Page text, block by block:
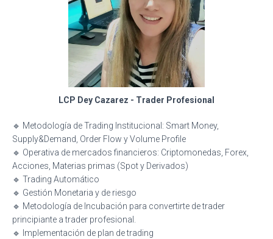
LCP Dey Cazarez - Trader Profesional
🔹 Metodología de Trading Institucional: Smart Money,
Supply&Demand, Order Flow y Volume Profile
🔹 Operativa de mercados financieros: Criptomonedas, Forex,
Acciones, Materias primas (Spot y Derivados)
🔹 Trading Automático
🔹 Gestión Monetaria y de riesgo
🔹 Metodología de Incubación para convertirte de trader
principiante a trader profesional.
🔹 Implementación de plan de trading